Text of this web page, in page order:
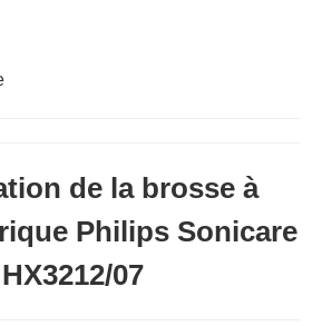
de la brosse à
Philips Sonicare
HX3212/07